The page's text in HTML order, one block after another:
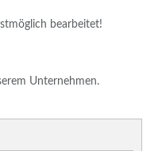
bearbeitet!
Unternehmen.